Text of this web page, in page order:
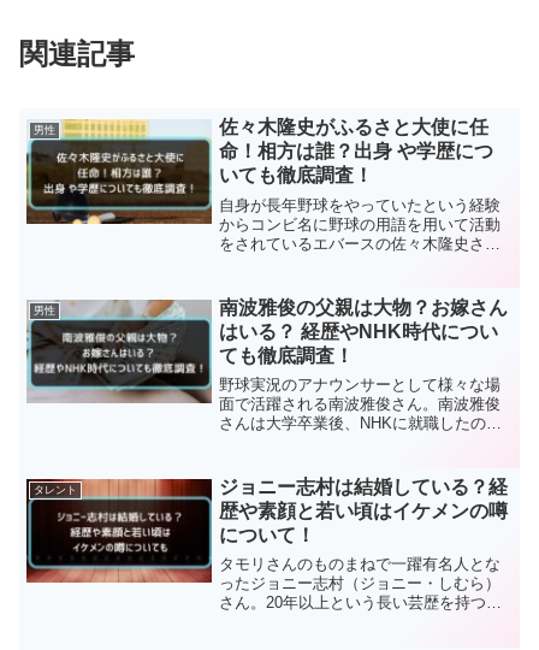
関連記事
男性
佐々木隆史がふるさと大使に任
命！相方は誰？出身 や学歴につ
いても徹底調査！
自身が長年野球をやっていたという経験
からコンビ名に野球の用語を用いて活動
をされているエバースの佐々木隆史さ
まとめたものをご紹介していきます。
佐々木隆史さんのプロフィール...
男性
南波雅俊の父親は大物？お嫁さん
はいる？ 経歴やNHK時代につい
ても徹底調査！
野球実況のアナウンサーとして様々な場
面で活躍される南波雅俊さん。南波雅俊
さんは大学卒業後、NHKに就職したのち
んな南波雅俊さんの経歴やNHK時代。妻
や父親についてま...
タレント
ジョニー志村は結婚している？経
歴や素顔と若い頃はイケメンの噂
について！
タモリさんのものまねで一躍有名人とな
ったジョニー志村（ジョニー・しむら）
さん。20年以上という長い芸歴を持つジ